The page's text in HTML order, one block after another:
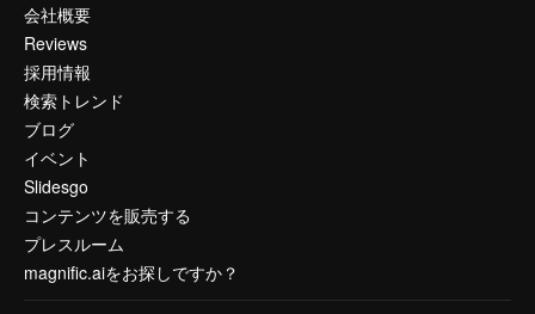
会社概要
Reviews
採用情報
検索トレンド
ブログ
イベント
Slidesgo
コンテンツを販売する
プレスルーム
magnific.aiをお探しですか？